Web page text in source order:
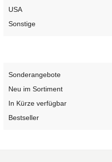
USA
Sonstige
Sonderangebote
Neu im Sortiment
In Kürze verfügbar
Bestseller